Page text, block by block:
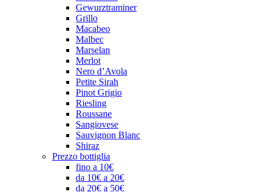
Gewurztraminer
Grillo
Macabeo
Malbec
Marselan
Merlot
Nero d’Avola
Petite Sirah
Pinot Grigio
Riesling
Roussane
Sangiovese
Sauvignon Blanc
Shiraz
Prezzo bottiglia
fino a 10€
da 10€ a 20€
da 20€ a 50€